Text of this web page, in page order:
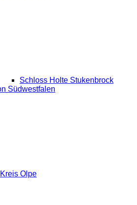
Schloss Holte Stukenbrock
Südwestfalen
Kreis Olpe